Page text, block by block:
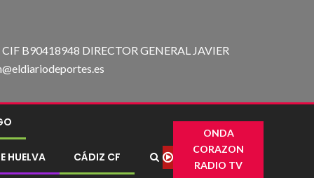
B90418948 DIRECTOR GENERAL JAVIER
HUELVA CÁDIZ CF
ONDA
CORAZON
RADIO TV